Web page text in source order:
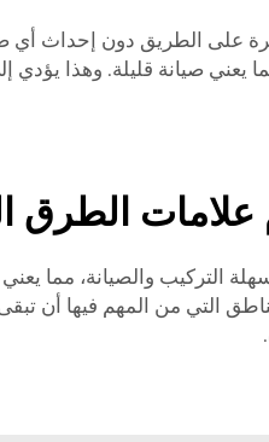
على الطريق دون إحداث أي
يعني صيانة قليلة. وهذا يؤدي
الطرق
التركيب والصيانة، مما يعني
التي من المهم فيها أن